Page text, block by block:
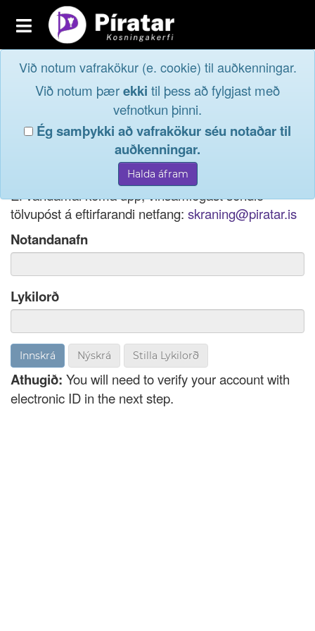
Toggle
navigation
Aðildarfélög
Innskrá
Við notum vafrakökur (e. cookie) til auðkenningar.
Við notum þærekki til þess að fylgjast með
vefnotkun þinni.
Ég samþykki að vafrakökur séu notaðar til
auðkenningar.
Innskráog taktu þátt í
lýðræðinu...
Ef þú hefur gleymt notendanafni þínu, þá má einnig
nota netfang eða kennitölu til innskráningar.
Ef vandamál koma upp, vinsamlegast sendið
tölvupóst á eftirfarandi netfang: skraning@piratar.is
Notandanafn
Lykilorð
Nýskrá Stilla Lykilorð
Athugið: You will need to verify your account with
electronic ID in the next step.